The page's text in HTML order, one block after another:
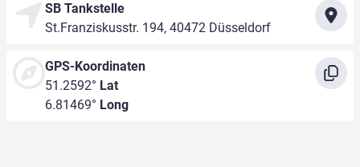
SB Tankstelle
St.Franziskusstr. 194, 40472 Düsseldorf
GPS-Koordinaten
51.2592° Lat
6.81469° Long